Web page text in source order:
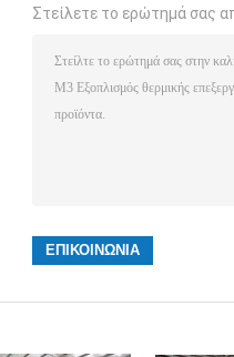
Στείλετε το ερώτημά σας